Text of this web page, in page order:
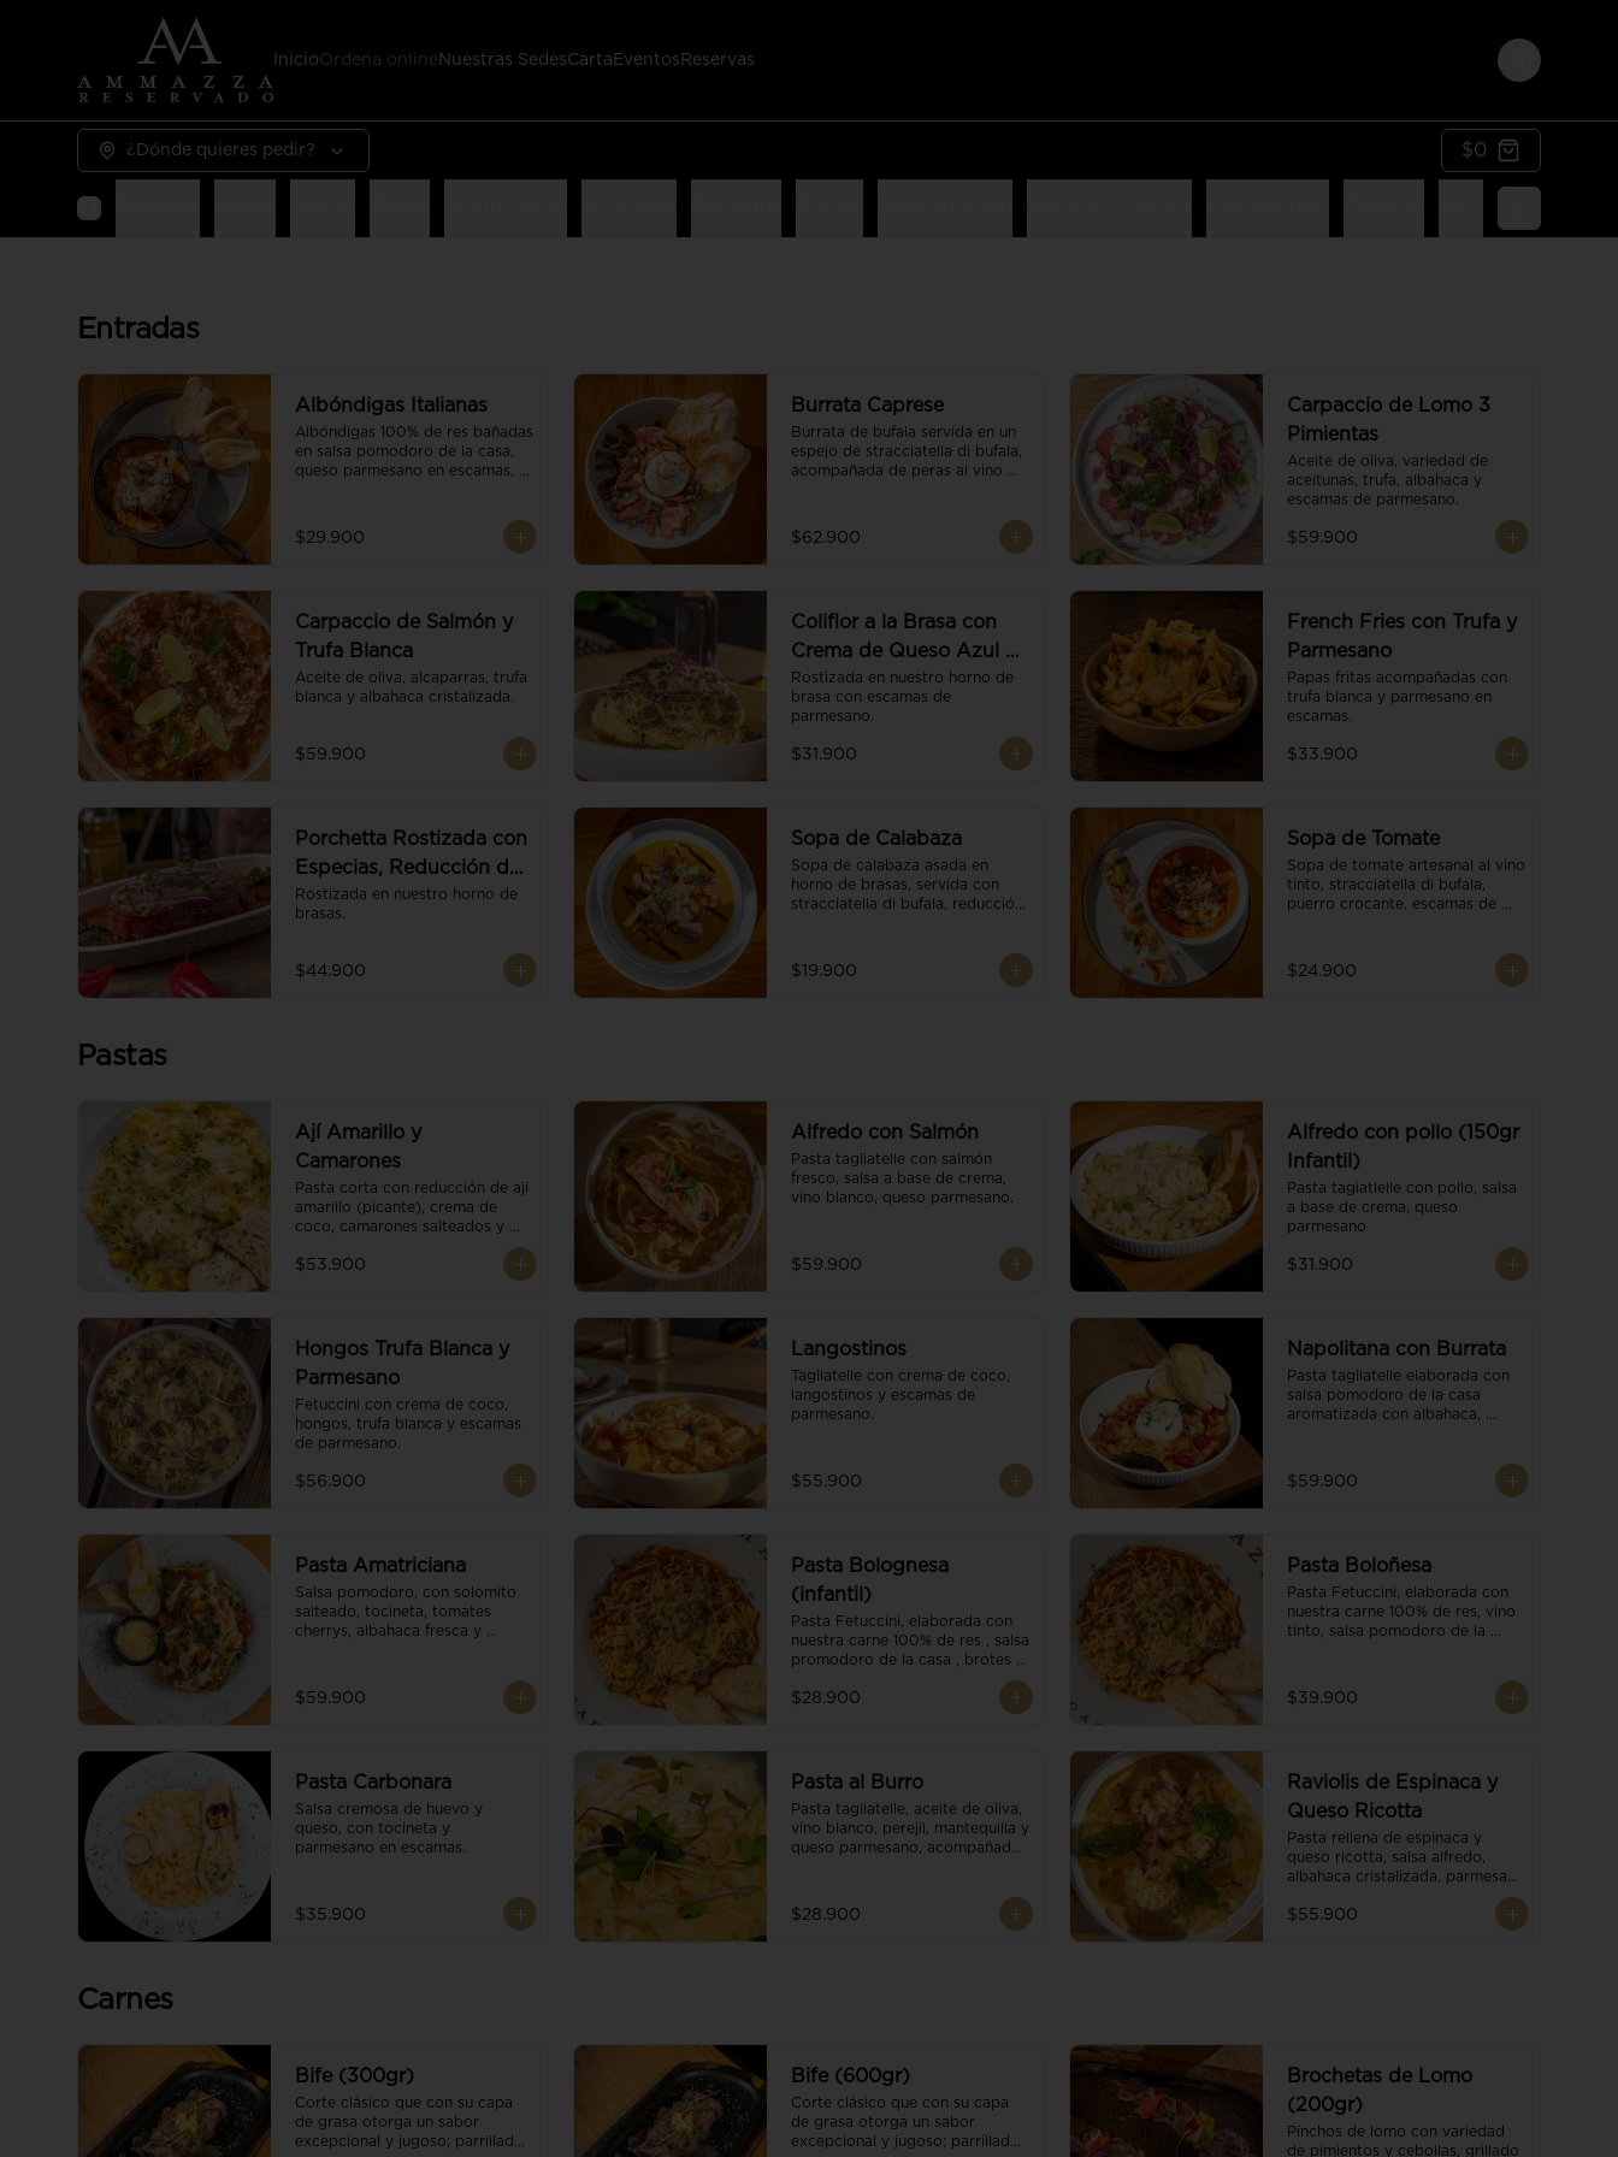
InicioOrdena online Nuestras SedesCarta Eventos Reservas
Login
¿Dónde quieres pedir? $0
Entradas
Albóndigas Italianas
Albóndigas 100% de res bañadas
en salsa pomodoro de la casa,
queso parmesano en escamas,
$29.900
Burrata Caprese
Burrata de bufala servida en un
espejo de stracciatella di bufala,
acompañada de peras al vino
salsa pesto y reducción de
balsámico.
$62.900
Carpaccio de Lomo 3
Pimientas
Aceite de oliva, variedad de
aceitunas, trufa, albahaca y
escamas de parmesano.
$59.900
Carpaccio de Salmón y
Trufa Blanca
Aceite de oliva, alcaparras, trufa
blanca y albahaca cristalizada.
$59.900
Coliflor a la Brasa con
Crema de Queso Azul y
Vino
Rostizada en nuestro horno de
brasa con escamas de
parmesano.
$31.900
French Fries con Trufa y
Parmesano
Papas fritas acompañadas con
trufa blanca y parmesano en
escamas.
$33.900
Porchetta Rostizada con
Especias, Reducción de
Panela y Vino
Rostizada en nuestro horno de
brasas.
$44.900
Sopa de Calabaza
Sopa de calabaza asada en
horno de brasas, servida con
stracciatella di bufala, reducción
$19.900
Sopa de Tomate
Sopa de tomate artesanal al vino
tinto, stracciatella di bufala,
puerro crocante, escamas de
pesto. Acompañado de un
tostón de pan focaccia.
$24.900
Pastas
Ají Amarillo y
Camarones
Pasta corta con reducción de ají
amarillo (picante), crema de
coco, camarones salteados y
$53.900
Alfredo con Salmón
Pasta tagliatelle con salmón
fresco, salsa a base de crema,
vino blanco, queso parmesano.
$59.900
Alfredo con pollo (150gr
Infantil)
Pasta tagiatlelle con pollo, salsa
a base de crema, queso
parmesano
$31.900
Hongos Trufa Blanca y
Parmesano
Fetuccini con crema de coco,
hongos, trufa blanca y escamas
de parmesano.
$56.900
Langostinos
Tagliatelle con crema de coco,
langostinos y escamas de
parmesano.
$55.900
Napolitana con Burrata
Pasta tagliatelle elaborada con
salsa pomodoro de la casa
aromatizada con albahaca,
$59.900
Pasta Amatriciana
Salsa pomodoro, con solomito
salteado, tocineta, tomates
cherrys, albahaca fresca y
$59.900
Pasta Bolognesa
(infantil)
Pasta Fetuccini, elaborada con
nuestra carne 100% de res , salsa
promodoro de la casa , brotes
parmesano.
$28.900
Pasta Boloñesa
Pasta Fetuccini, elaborada con
nuestra carne 100% de res, vino
tinto, salsa pomodoro de la
$39.900
Pasta Carbonara
Salsa cremosa de huevo y
queso, con tocineta y
parmesano en escamas.
$35.900
Pasta al Burro
Pasta tagliatelle, aceite de oliva,
vino blanco, perejil, mantequilla y
queso parmesano, acompañado
$28.900
Raviolis de Espinaca y
Queso Ricotta
Pasta rellena de espinaca y
queso ricotta, salsa alfredo,
albahaca cristalizada, parmesano
$55.900
Carnes
Bife (300gr)
Corte clásico que con su capa
de grasa otorga un sabor
excepcional y jugoso; parrillado
Bife (600gr)
Corte clásico que con su capa
de grasa otorga un sabor
excepcional y jugoso; parrillado
Brochetas de Lomo
(200gr)
Pinchos de lomo con variedad
de pimientos y cebollas, grillado